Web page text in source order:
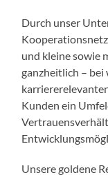
Durch unser
und kleine sowie
ganzheitlich –
Kunden ein
Unsere goldene